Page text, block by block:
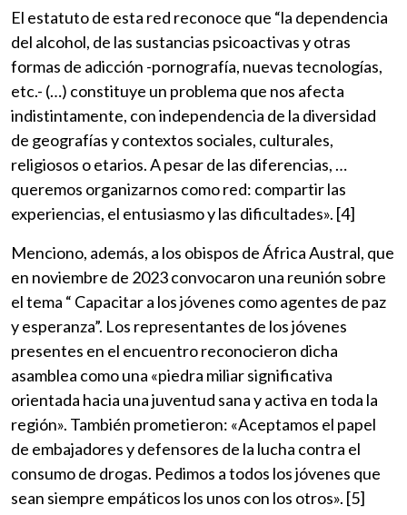
El estatuto de esta red reconoce que “la dependencia
del alcohol, de las sustancias psicoactivas y otras
formas de adicción -pornografía, nuevas tecnologías,
etc.- (…) constituye un problema que nos afecta
indistintamente, con independencia de la diversidad
de geografías y contextos sociales, culturales,
religiosos o etarios. A pesar de las diferencias, …
queremos organizarnos como red: compartir las
experiencias, el entusiasmo y las dificultades». [4]
Menciono, además, a los obispos de África Austral, que
en noviembre de 2023 convocaron una reunión sobre
el tema “ Capacitar a los jóvenes como agentes de paz
y esperanza”. Los representantes de los jóvenes
presentes en el encuentro reconocieron dicha
asamblea como una «piedra miliar significativa
orientada hacia una juventud sana y activa en toda la
región». También prometieron: «Aceptamos el papel
de embajadores y defensores de la lucha contra el
consumo de drogas. Pedimos a todos los jóvenes que
sean siempre empáticos los unos con los otros». [5]